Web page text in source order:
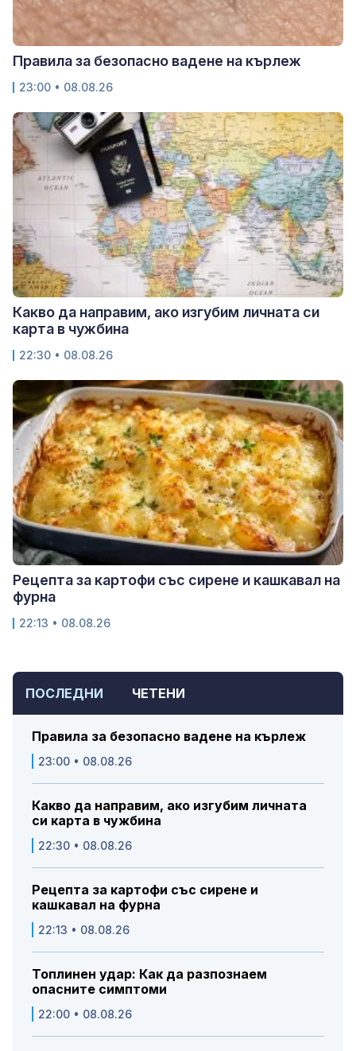
ПОСЛЕДНИ ЧЕТЕНИ
Правила за безопасно вадене на кърлеж
23:00 • 08.08.26
Какво да направим, ако изгубим личната
си карта в чужбина
22:30 • 08.08.26
Рецепта за картофи със сирене и
кашкавал на фурна
22:13 • 08.08.26
Топлинен удар: Как да разпознаем
опасните симптоми
22:00 • 08.08.26
Правила за безопасно вадене на кърлеж
23:00 • 08.08.26
Какво да направим, ако изгубим личната си
карта в чужбина
22:30 • 08.08.26
Рецепта за картофи със сирене и кашкавал на
фурна
22:13 • 08.08.26